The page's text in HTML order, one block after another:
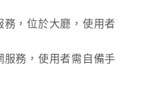
務，位於大廳，使用者
服務，使用者需自備手